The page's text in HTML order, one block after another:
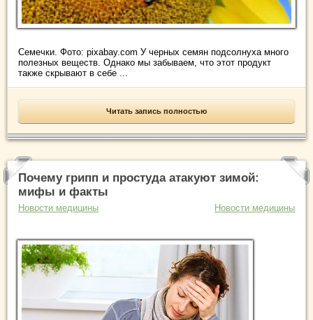
Семечки. Фото: pixabay.com У черных семян подсолнуха много
полезных веществ. Однако мы забываем, что этот продукт
также скрывают в себе ...
Читать запись полностью
Почему грипп и простуда атакуют зимой:
мифы и факты
Новости медицины Новости медицины